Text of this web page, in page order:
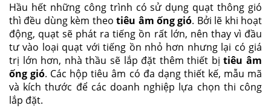
Hầu hết những công trình có sử dụng quạt thông gió
thì đều dùng kèm theotiêu âm ống gió. Bởi lẽ khi hoạt
động, quạt sẽ phát ra tiếng ồn rất lớn, nên thay vì đầu
tư vào loại quạt với tiếng ồn nhỏ hơn nhưng lại có giá
trị lớn hơn, nhà thầu sẽ lắp đặt thêm thiết bịtiêu âm
ống gió. Các hộp tiêu âm có đa dạng thiết kế, mẫu mã
và kích thước để các doanh nghiệp lựa chọn thi công
lắp đặt.